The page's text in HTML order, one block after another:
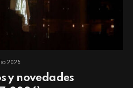
2026
y novedades